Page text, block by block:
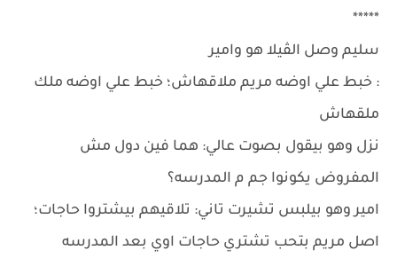
*****
سليم وصل الڤيلا هو وامير
: خبط علي اوضه مريم ملاقهاش؛ خبط علي اوضه ملك
ملقهاش
نزل وهو بيقول بصوت عالي: هما فين دول مش
المفروض يكونوا جم م المدرسه؟
امير وهو بيلبس تشيرت تاني: تلاقيهم بيشتروا حاجات؛
اصل مريم بتحب تشتري حاجات اوي بعد المدرسه